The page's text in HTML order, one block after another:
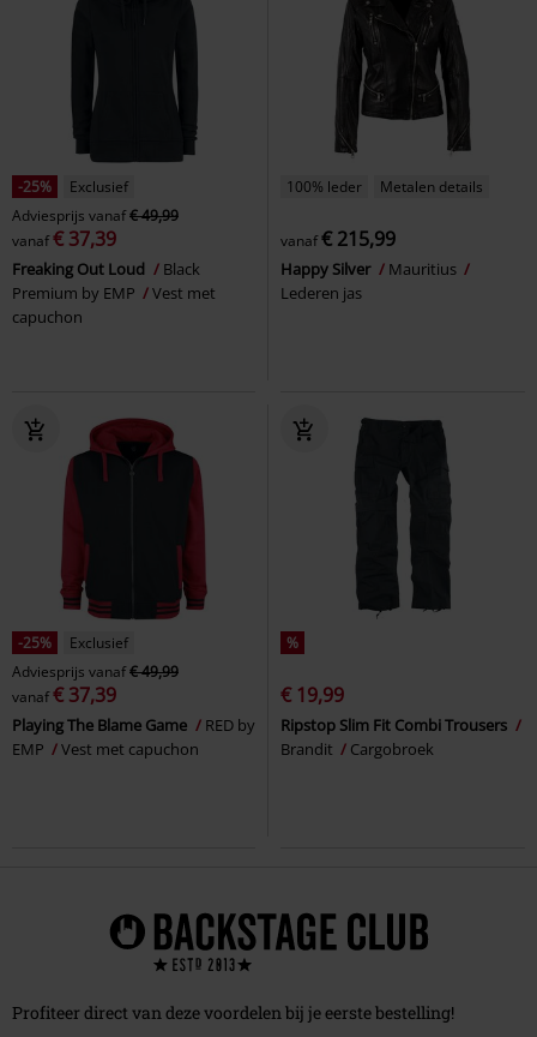
-25%
Exclusief
Adviesprijs vanaf€ 49,99
vanaf€ 37,39
Freaking Out Loud
Black
Premium by EMP
Vest met
capuchon
100% leder Metalen details
vanaf€ 215,99
Happy Silver
Mauritius
Lederen jas
-25%
Exclusief
Adviesprijs vanaf€ 49,99
vanaf€ 37,39
Playing The Blame Game
RED by
EMP
Vest met capuchon
%
€ 19,99
Ripstop Slim Fit Combi Trousers
Brandit
Cargobroek
Profiteer direct van deze voordelen bij je eerste bestelling!